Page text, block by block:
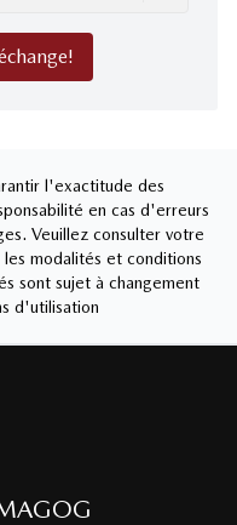
l'exactitude des
en cas d'erreurs
Veuillez consulter votre
modalités et conditions
sont sujet à changement
d'utilisation